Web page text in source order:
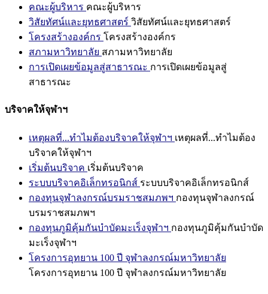
คณะผู้บริหาร คณะผู้บริหาร
วิสัยทัศน์และยุทธศาสตร์ วิสัยทัศน์และยุทธศาสตร์
โครงสร้างองค์กร โครงสร้างองค์กร
สภามหาวิทยาลัย สภามหาวิทยาลัย
การเปิดเผยข้อมูลสู่สาธารณะ การเปิดเผยข้อมูลสู่
สาธารณะ
บริจาคให้จุฬาฯ
เหตุผลที่...ทำไมต้องบริจาคให้จุฬาฯ เหตุผลที่...ทำไมต้อง
บริจาคให้จุฬาฯ
เริ่มต้นบริจาค เริ่มต้นบริจาค
ระบบบริจาคอิเล็กทรอนิกส์ ระบบบริจาคอิเล็กทรอนิกส์
กองทุนจุฬาลงกรณ์บรมราชสมภพฯ กองทุนจุฬาลงกรณ์
บรมราชสมภพฯ
กองทุนภูมิคุ้มกันบำบัดมะเร็งจุฬาฯ กองทุนภูมิคุ้มกันบำบัด
มะเร็งจุฬาฯ
โครงการอุทยาน 100 ปี จุฬาลงกรณ์มหาวิทยาลัย
โครงการอุทยาน 100 ปี จุฬาลงกรณ์มหาวิทยาลัย